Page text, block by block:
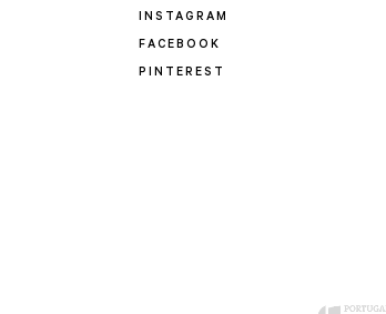
INSTAGRAM
FACEBOOK
PINTEREST